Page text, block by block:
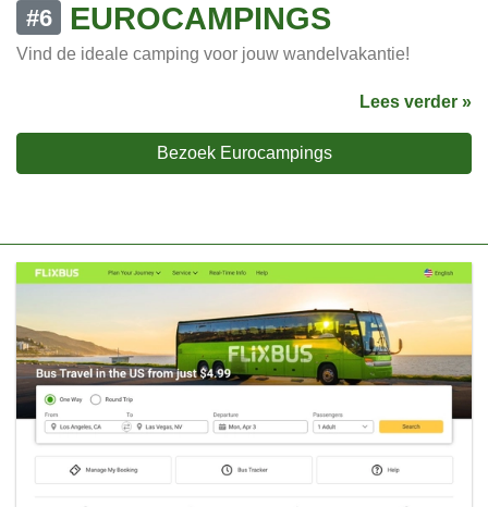
#6 EUROCAMPINGS
Vind de ideale camping voor jouw wandelvakantie!
Lees verder »
Bezoek Eurocampings